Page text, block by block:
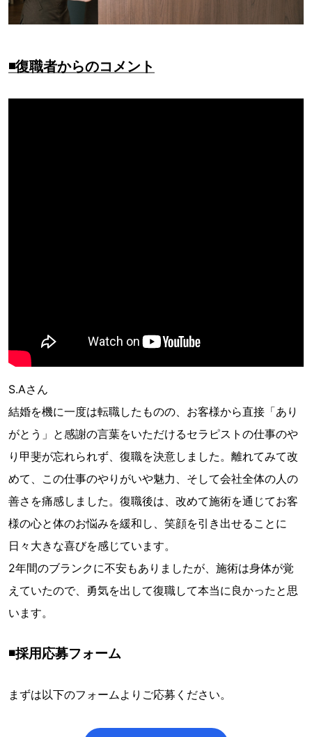
◾️復職者からのコメント
S.Aさん
結婚を機に一度は転職したものの、お客様から直接「あり
がとう」と感謝の言葉をいただけるセラピストの仕事のや
り甲斐が忘れられず、復職を決意しました。離れてみて改
めて、この仕事のやりがいや魅力、そして会社全体の人の
善さを痛感しました。復職後は、改めて施術を通じてお客
様の心と体のお悩みを緩和し、笑顔を引き出せることに
日々大きな喜びを感じています。
2年間のブランクに不安もありましたが、施術は身体が覚
えていたので、勇気を出して復職して本当に良かったと思
います。
◾️採用応募フォーム
まずは以下のフォームよりご応募ください。